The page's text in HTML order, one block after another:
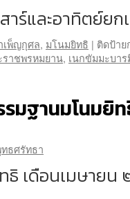
ร์และอาทิตย์ยก
เพ็ญกุศล, มโนมยิทธิ | ติดป้าย
ราชพรหมยาน, เนกขัมมะบาร
มฐานมโนมยิ
ธศรัทธา
ธิ เดือนเมษาย